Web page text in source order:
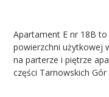
Apartament E nr 18B
powierzchni użytkowej
na parterze i piętrze
części Tarnowskich Gór